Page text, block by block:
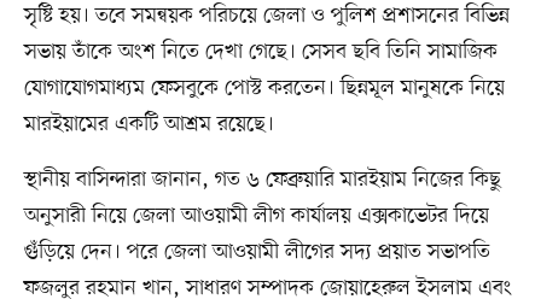
সৃষ্টি হয়। তবে সমন্বয়ক পরিচয়ে জেলা ও পুলিশ প্রশাসনের বিভিন্ন
সভায় তাঁকে অংশ নিতে দেখা গেছে। সেসব ছবি তিনি সামাজিক
যোগাযোগমাধ্যম ফেসবুকে পোস্ট করতেন। ছিন্নমূল মানুষকে নিয়ে
মারইয়ামের একটি আশ্রম রয়েছে।
স্থানীয় বাসিন্দারা জানান, গত ৬ ফেব্রুয়ারি মারইয়াম নিজের কিছু
অনুসারী নিয়ে জেলা আওয়ামী লীগ কার্যালয় এক্সকাভেটর দিয়ে
গুঁড়িয়ে দেন। পরে জেলা আওয়ামী লীগের সদ্য প্রয়াত সভাপতি
ফজলুর রহমান খান, সাধারণ সম্পাদক জোয়াহেরুল ইসলাম এবং